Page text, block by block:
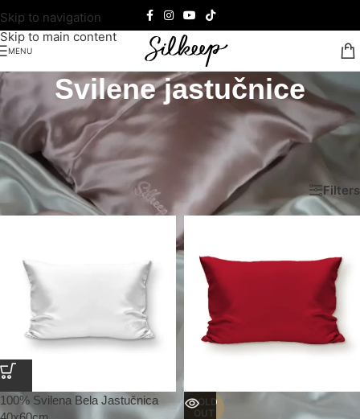
Skip to navigation
Skip to main content
MENU
Svilene jastučnice
Svilene jastučnice pružaju luksuzan osećaj i štite kožu i kosu
tokom sna. Smanjujući trenje, svilene jastučnice sprečavaju
lomljenje kose i pojavu bora.
Почетна/100% Mulberry svila Svilene jastučnice Filters
100% Svilena Bela Jastučnica
SOLD
OUT